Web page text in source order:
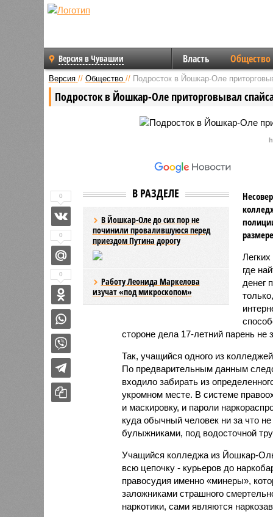
Версия в Чувашии Власть Общество
Версия // Общество // Подросток в Йошкар-Оле
Подросток в Йошкар-Оле приторговывал
В РАЗДЕЛЕ
В Йошкар-Оле до сих пор не
починили провалившуюся перед
приездом Путина дорогу
Работу Леонида Маркелова
изучат «под микроскопом»
где
денег
стороне дела 17-летний парень не
Так, учащийся одного из
По предварительным данным
входило забирать из
укромном месте. В системе
и маскировку, и пароли
куда обычный человек ни за что
булыжниками, под водосточной
Учащийся колледжа из Йошкар-
всю цепочку - курьеров до
правосудия именно «минеры»,
заложниками страшного
наркотики, сами являются
0
0
0